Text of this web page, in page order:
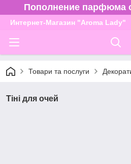
Пополнение парфюма
Интернет-Магазин "Aroma Lady"
Товари та послуги
Тіні для очей